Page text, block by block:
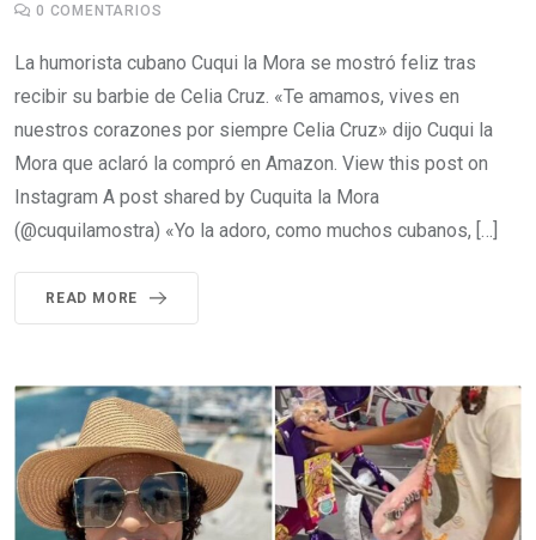
0 COMENTARIOS
La humorista cubano Cuqui la Mora se mostró feliz tras
recibir su barbie de Celia Cruz. «Te amamos, vives en
nuestros corazones por siempre Celia Cruz» dijo Cuqui la
Mora que aclaró la compró en Amazon. View this post on
Instagram A post shared by Cuquita la Mora
(@cuquilamostra) «Yo la adoro, como muchos cubanos, […]
READ MORE